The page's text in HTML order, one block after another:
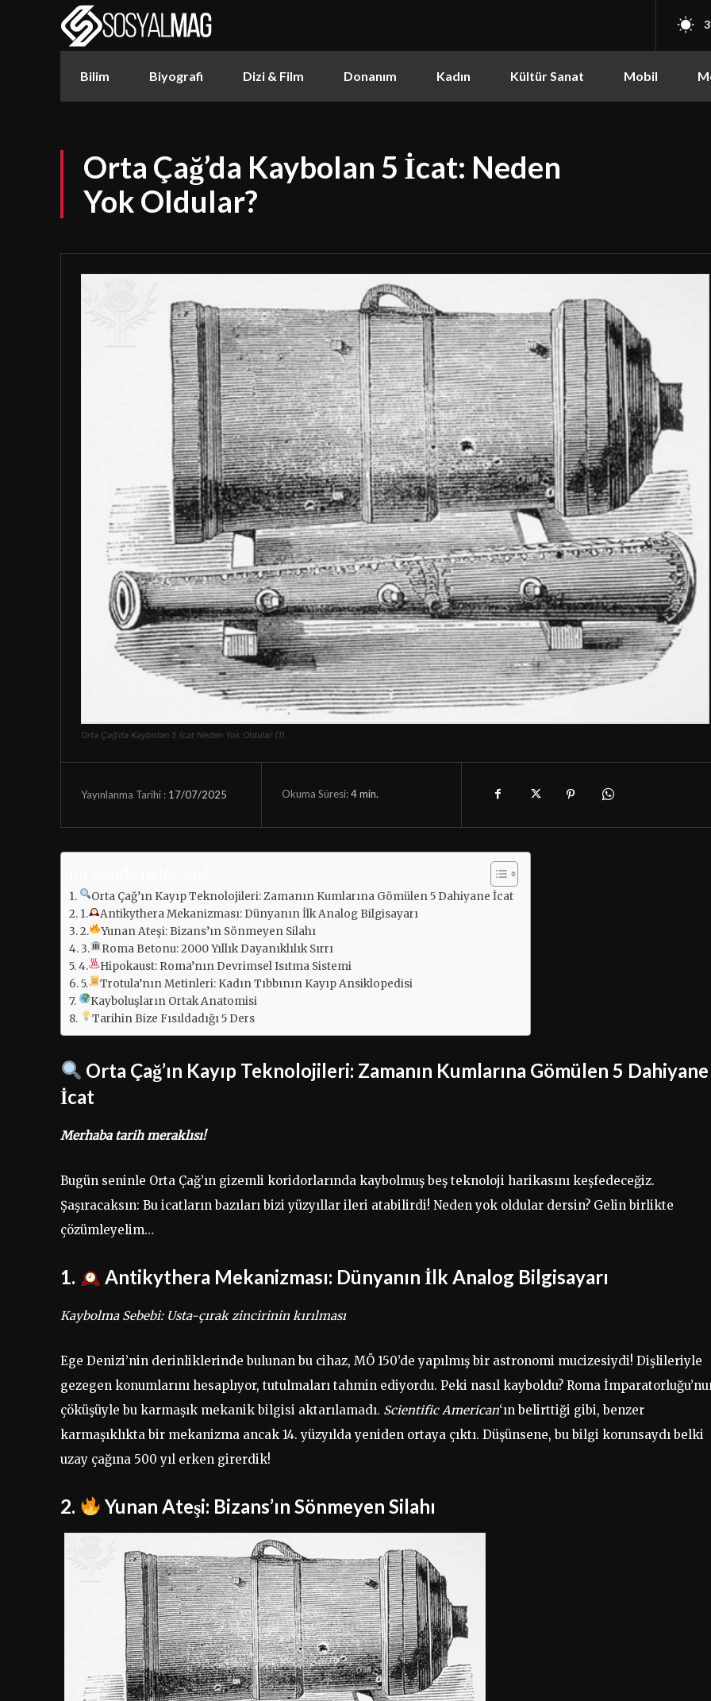
Bilim Biyografi Dizi & Film Donanım Kadın Kültür Sanat Mobil
Orta Çağ’da Kaybolan 5 İcat: Neden
Yok Oldular?
Orta Çağ’da Kaybolan 5 İcat Neden Yok Oldular (1)
Yayınlanma Tarihi : 17/07/2025 Okuma Süresi:4min.
Orta Çağ’ın Kayıp Teknolojileri: Zamanın Kumlarına Gömülen 5 Dahiyane İcat
1.
Antikythera Mekanizması: Dünyanın İlk Analog Bilgisayarı
2.
Yunan Ateşi: Bizans’ın Sönmeyen Silahı
3.
Roma Betonu: 2000 Yıllık Dayanıklılık Sırrı
4.
Hipokaust: Roma’nın Devrimsel Isıtma Sistemi
5.
Trotula’nın Metinleri: Kadın Tıbbının Kayıp Ansiklopedisi
Kayboluşların Ortak Anatomisi
Tarihin Bize Fısıldadığı 5 Ders
Orta Çağ’ın Kayıp Teknolojileri: Zamanın Kumlarına Gömülen 5 Dahiyane
İcat
Merhaba tarih meraklısı!
Bugün seninle Orta Çağ’ın gizemli koridorlarında kaybolmuş beş teknoloji harikasını keşfedeceğiz.
Şaşıracaksın: Bu icatların bazıları bizi yüzyıllar ileri atabilirdi! Neden yok oldular dersin? Gelin birlikte
çözümleyelim…
1. Antikythera Mekanizması: Dünyanın İlk Analog Bilgisayarı
Kaybolma Sebebi: Usta-çırak zincirinin kırılması
Ege Denizi’nin derinliklerinde bulunan bu cihaz, MÖ 150’de yapılmış bir astronomi mucizesiydi! Dişlileriyle
gezegen konumlarını hesaplıyor, tutulmaları tahmin ediyordu. Peki nasıl kayboldu? Roma
çöküşüyle bu karmaşık mekanik bilgisi aktarılamadı. Scientific American‘ın belirttiği gibi, benzer
karmaşıklıkta bir mekanizma ancak 14. yüzyılda yeniden ortaya çıktı. Düşünsene, bu bilgi korunsaydı belki
uzay çağına 500 yıl erken girerdik!
2. Yunan Ateşi: Bizans’ın Sönmeyen Silahı